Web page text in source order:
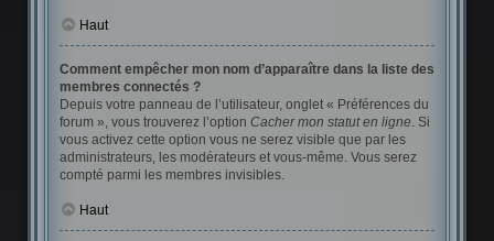
Haut
Comment empêcher mon nom d’apparaître dans la liste des
membres connectés ?
Depuis votre panneau de l’utilisateur, onglet « Préférences du
forum », vous trouverez l’option Cacher mon statut en ligne. Si
vous activez cette option vous ne serez visible que par les
administrateurs, les modérateurs et vous-même. Vous serez
compté parmi les membres invisibles.
Haut